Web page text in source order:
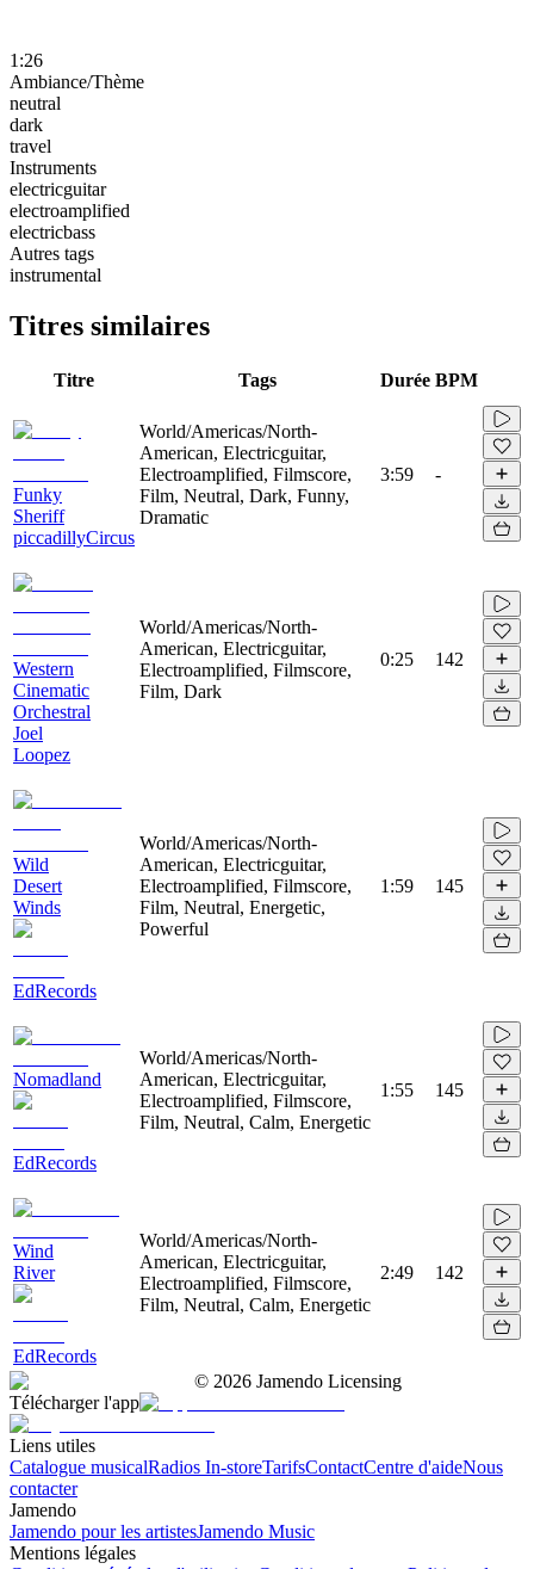
1:26
Ambiance/Thème
neutral
dark
travel
Instruments
electricguitar
electroamplified
electricbass
Autres tags
instrumental
Titres similaires
Titre Tags Durée BPM
Funky
Sheriff
piccadillyCircus
World/Americas/North-
American, Electricguitar,
Electroamplified, Filmscore,
Film, Neutral, Dark, Funny,
Dramatic
3:59 -
Western
Cinematic
Orchestral
Joel
Loopez
World/Americas/North-
American, Electricguitar,
Electroamplified, Filmscore,
Film, Dark
0:25 142
Wild
Desert
Winds
EdRecords
World/Americas/North-
American, Electricguitar,
Electroamplified, Filmscore,
Film, Neutral, Energetic,
Powerful
1:59 145
Nomadland
EdRecords
World/Americas/North-
American, Electricguitar,
Electroamplified, Filmscore,
Film, Neutral, Calm, Energetic
1:55 145
Wind
River
EdRecords
World/Americas/North-
American, Electricguitar,
Electroamplified, Filmscore,
Film, Neutral, Calm, Energetic
2:49 142
© 2026 Jamendo Licensing
Télécharger l'app
Liens utiles
Catalogue musicalRadios In-storeTarifsContactCentre d'aideNous
contacter
Jamendo
Jamendo pour les artistesJamendo Music
Mentions légales